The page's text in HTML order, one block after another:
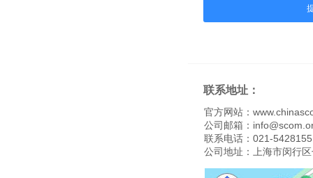
联系地址：
官方网站：
公司邮箱：
联系电话：021-
公司地址：上海市闵行